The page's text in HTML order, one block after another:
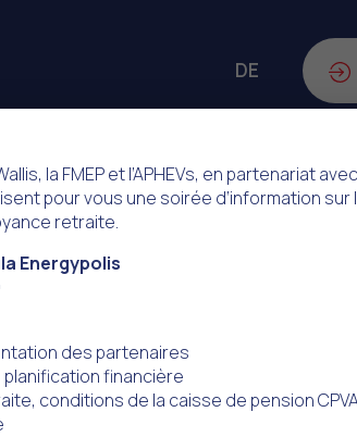
DE
– DS
– Opel –
la FMEP et l’APHEVs, en partenariat
pour vous une soirée d’information
retraite.
Energypolis
des partenaires
planification financière
conditions de la caisse de pension